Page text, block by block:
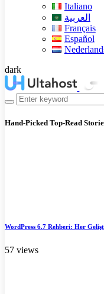
Italiano
العربية
Français
Español
dark
Hand-Picked Top-Read
WordPress 6.7 Rehberi: Her
57 views